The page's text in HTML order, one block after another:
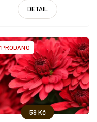
DETAIL
59 Kč